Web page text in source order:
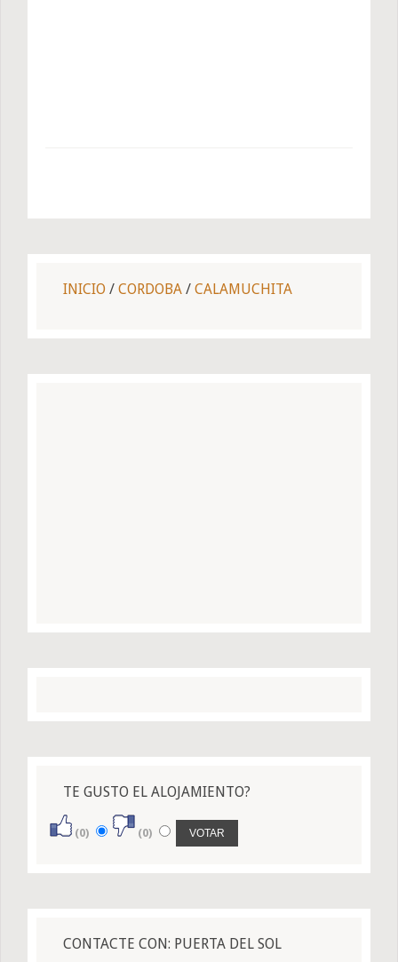
INICIO / CORDOBA / CALAMUCHITA
TE GUSTO EL ALOJAMIENTO?
(0) (0)
CONTACTE CON: PUERTA DEL SOL